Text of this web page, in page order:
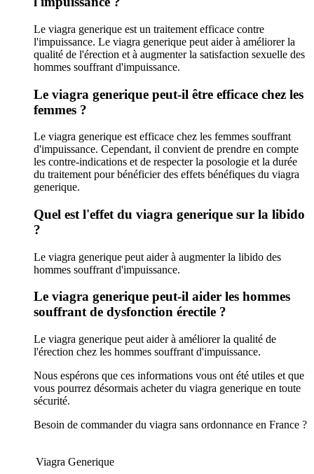
Le viagra generique est un traitement efficace contre
l'impuissance. Le viagra generique peut aider à améliorer la
qualité de l'érection et à augmenter la satisfaction sexuelle des
hommes souffrant d'impuissance.
Le viagra generique peut-il être efficace chez les
femmes ?
Le viagra generique est efficace chez les femmes souffrant
d'impuissance. Cependant, il convient de prendre en compte
les contre-indications et de respecter la posologie et la durée
du traitement pour bénéficier des effets bénéfiques du viagra
generique.
Quel est l'effet du viagra generique sur la libido
?
Le viagra generique peut aider à augmenter la libido des
hommes souffrant d'impuissance.
Le viagra generique peut-il aider les hommes
souffrant de dysfonction érectile ?
Le viagra generique peut aider à améliorer la qualité de
l'érection chez les hommes souffrant d'impuissance.
Nous espérons que ces informations vous ont été utiles et que
vous pourrez désormais acheter du viagra generique en toute
sécurité.
Besoin de commander du viagra sans ordonnance en France ?
Viagra Generique